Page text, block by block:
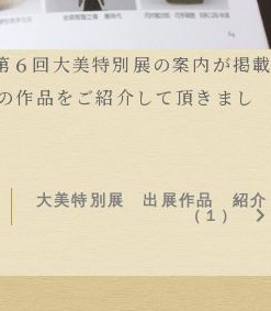
６回大美特別展の案内が掲載
作品をご紹介して頂きまし
大美特別展 出展作品 紹介
（１）